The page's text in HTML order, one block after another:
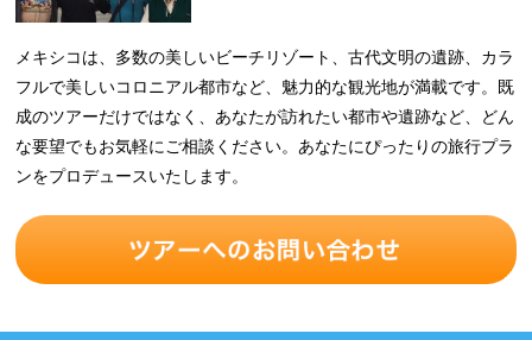
メキシコは、多数の美しいビーチリゾート、古代文明の遺跡、カラ
フルで美しいコロニアル都市など、魅力的な観光地が満載です。既
成のツアーだけではなく、あなたが訪れたい都市や遺跡など、どん
な要望でもお気軽にご相談ください。あなたにぴったりの旅行プラ
ンをプロデュースいたします。